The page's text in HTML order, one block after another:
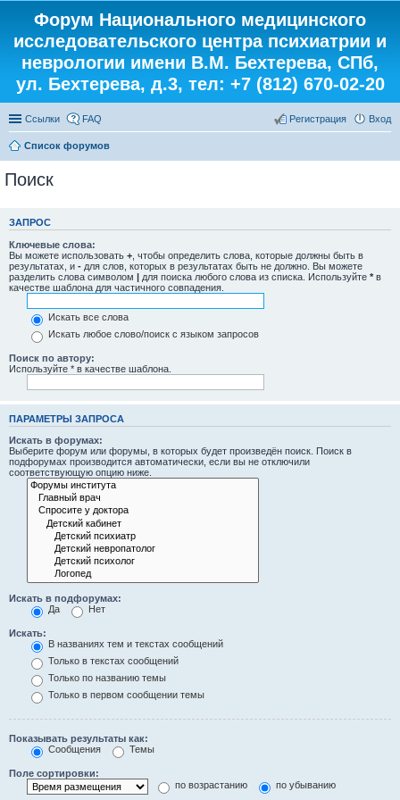
Форум Национального медицинского
исследовательского центра психиатрии и
неврологии имени В.М. Бехтерева, СПб,
ул. Бехтерева, д.3, тел: +7 (812) 670-02-20
Ссылки FAQ Вход
Регистрация
Список форумов
Поиск
ЗАПРОС
Ключевые слова:
Вы можете использовать + , чтобы определить слова, которые должны быть в
результатах, и - для слов, которых в результатах быть не должно. Вы можете
разделить слова символом | для поиска любого слова из списка. Используйте * в
качестве шаблона для частичного совпадения.
Искать все слова
Искать любое слово/поиск с языком запросов
Поиск по автору:
Используйте * в качестве шаблона.
ПАРАМЕТРЫ ЗАПРОСА
Искать в форумах:
Выберите форум или форумы, в которых будет произведён поиск. Поиск в
подфорумах производится автоматически, если вы не отключили
соответствующую опцию ниже.
Искать в подфорумах:
Да
Нет
Искать:
В названиях тем и текстах сообщений
Только в текстах сообщений
Только по названию темы
Только в первом сообщении темы
Показывать результаты как:
Сообщения
Темы
Поле сортировки:
по возрастанию
по убыванию